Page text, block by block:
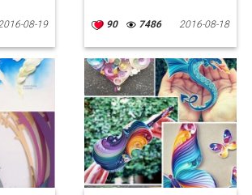
08-19 90 7486 2016-08-18